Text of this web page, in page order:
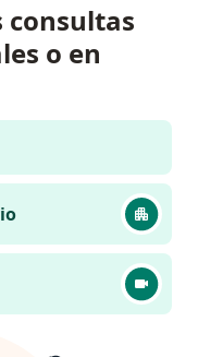
consultas
o en